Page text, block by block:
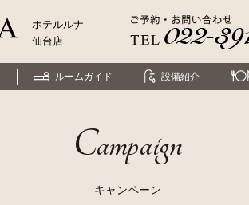
ホテルルナ
仙台店
ルームガイド 設備紹介
Campaign
― キャンペーン ―